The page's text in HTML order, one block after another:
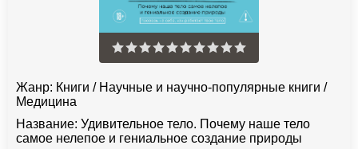
Жанр: Книги / Научные и научно-популярные книги /
Медицина
Название: Удивительное тело. Почему наше тело
самое нелепое и гениальное создание природы